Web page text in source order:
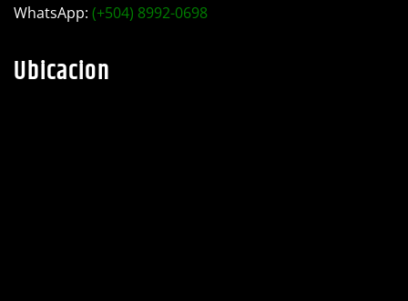
Teléfono:
(+504) 2782-0525